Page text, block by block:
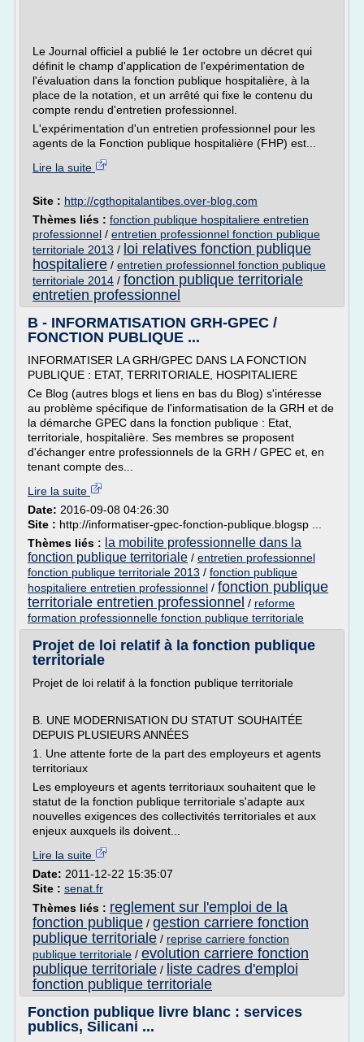
Le Journal officiel a publié le 1er octobre un décret qui
définit le champ d'application de l'expérimentation de
l'évaluation dans la fonction publique hospitalière, à la
place de la notation, et un arrêté qui fixe le contenu du
compte rendu d'entretien professionnel.
L'expérimentation d'un entretien professionnel pour les
agents de la Fonction publique hospitalière (FHP) est...
Lire la suite
Site : http://cgthopitalantibes.over-blog.com
Thèmes liés : fonction publique hospitaliere entretien
professionnel / entretien professionnel fonction publique
territoriale 2013 / loi relatives fonction publique
hospitaliere / entretien professionnel fonction publique
territoriale 2014 / fonction publique territoriale
entretien professionnel
B - INFORMATISATION GRH-GPEC /
FONCTION PUBLIQUE ...
INFORMATISER LA GRH/GPEC DANS LA FONCTION
PUBLIQUE : ETAT, TERRITORIALE, HOSPITALIERE
Ce Blog (autres blogs et liens en bas du Blog) s'intéresse
au problème spécifique de l'informatisation de la GRH et de
la démarche GPEC dans la fonction publique : Etat,
territoriale, hospitalière. Ses membres se proposent
d'échanger entre professionnels de la GRH / GPEC et, en
tenant compte des...
Lire la suite
Date: 2016-09-08 04:26:30
Site : http://informatiser-gpec-fonction-publique.blogsp ...
Thèmes liés : la mobilite professionnelle dans la
fonction publique territoriale / entretien professionnel
fonction publique territoriale 2013 / fonction publique
hospitaliere entretien professionnel / fonction publique
territoriale entretien professionnel / reforme
formation professionnelle fonction publique territoriale
Projet de loi relatif à la fonction publique
territoriale
Projet de loi relatif à la fonction publique territoriale
B. UNE MODERNISATION DU STATUT SOUHAITÉE
DEPUIS PLUSIEURS ANNÉES
1. Une attente forte de la part des employeurs et agents
territoriaux
Les employeurs et agents territoriaux souhaitent que le
statut de la fonction publique territoriale s'adapte aux
nouvelles exigences des collectivités territoriales et aux
enjeux auxquels ils doivent...
Lire la suite
Date: 2011-12-22 15:35:07
Site : senat.fr
Thèmes liés : reglement sur l'emploi de la
fonction publique / gestion carriere fonction
publique territoriale / reprise carriere fonction
publique territoriale / evolution carriere fonction
publique territoriale / liste cadres d'emploi
fonction publique territoriale
Fonction publique livre blanc : services
publics, Silicani ...